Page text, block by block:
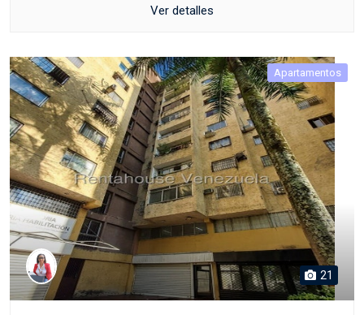
Ver detalles
Apartamentos
21